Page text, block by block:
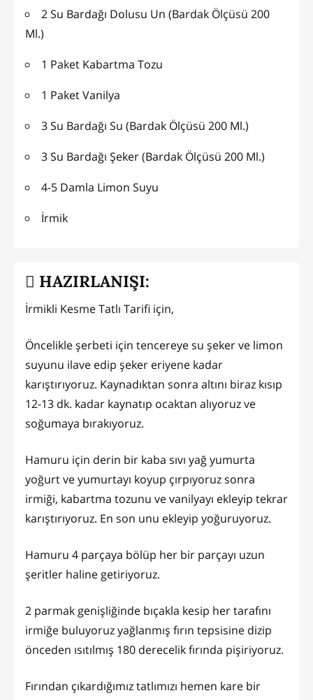
2 Su Bardağı Dolusu Un (Bardak Ölçüsü 200
Ml.)
1 Paket Kabartma Tozu
1 Paket Vanilya
3 Su Bardağı Su (Bardak Ölçüsü 200 Ml.)
3 Su Bardağı Şeker (Bardak Ölçüsü 200 Ml.)
4-5 Damla Limon Suyu
İrmik
HAZIRLANIŞI:
İrmikli Kesme Tatlı Tarifi için,
Öncelikle şerbeti için tencereye su şeker ve limon
suyunu ilave edip şeker eriyene kadar
karıştırıyoruz. Kaynadıktan sonra altını biraz kısıp
12-13 dk. kadar kaynatıp ocaktan alıyoruz ve
soğumaya bırakıyoruz.
Hamuru için derin bir kaba sıvı yağ yumurta
yoğurt ve yumurtayı koyup çırpıyoruz sonra
irmiği, kabartma tozunu ve vanilyayı ekleyip tekrar
karıştırıyoruz. En son unu ekleyip yoğuruyoruz.
Hamuru 4 parçaya bölüp her bir parçayı uzun
şeritler haline getiriyoruz.
2 parmak genişliğinde bıçakla kesip her tarafını
irmiğe buluyoruz yağlanmış fırın tepsisine dizip
önceden ısıtılmış 180 derecelik fırında pişiriyoruz.
Fırından çıkardığımız tatlımızı hemen kare bir